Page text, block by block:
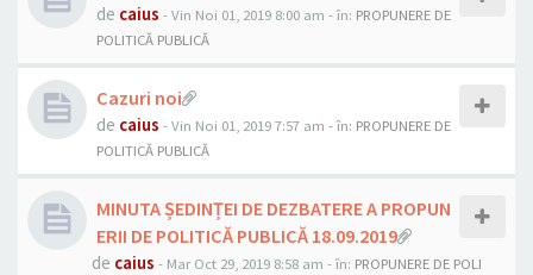
de caius - Vin Noi 01, 2019 8:00 am - în: PROPUNERE DE
POLITICĂ PUBLICĂ
Cazuri noi
de caius - Vin Noi 01, 2019 7:57 am - în: PROPUNERE DE
POLITICĂ PUBLICĂ
MINUTA ȘEDINȚEI DE DEZBATERE A PROPUN
ERII DE POLITICĂ PUBLICĂ 18.09.2019
de caius - Mar Oct 29, 2019 8:58 am - în: PROPUNERE DE POLI